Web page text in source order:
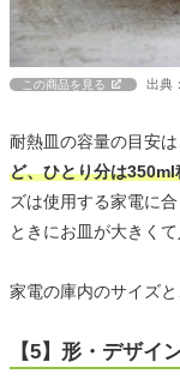
この商品を見る 出典
耐熱皿の容量の目安は
ど、ひとり分は
ズは使用する家電に
ときにお皿が大きく
家電の庫内のサイズ
【5】形・デザイ